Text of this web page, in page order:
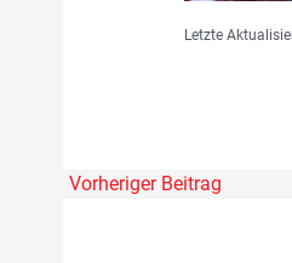
Letzte
Vorheriger Beitrag